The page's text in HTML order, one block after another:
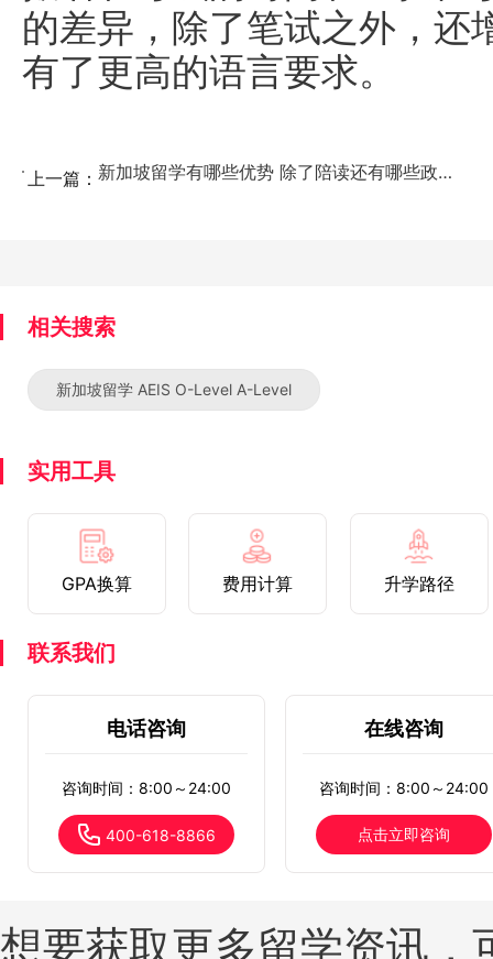
的差异，除了笔试之外，还
有了更高的语言要求。
上一篇： 新加坡留学有哪些优势 除了陪读还有哪些政策...
相关搜索
新加坡留学 AEIS O-Level A-Level
实用工具
GPA换算 费用计算 升学路径
联系我们
电话咨询
咨询时间：8:00～24:00
400-618-8866
在线咨询
咨询时间：8:00～24:00
点击立即咨询
想要获取更多留学资讯